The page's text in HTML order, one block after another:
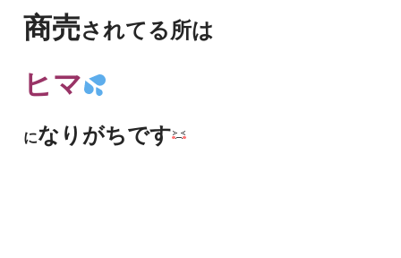
商売されてる所は
ヒマ
になりがちです